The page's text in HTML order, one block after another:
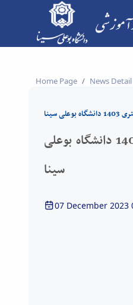
Home Page News Detail
سینا
اطلاعیه ثبت نام دانشجویان جدید الورود دکتری 1403 دانشگاه بوعلی
سینا
07 December 2023